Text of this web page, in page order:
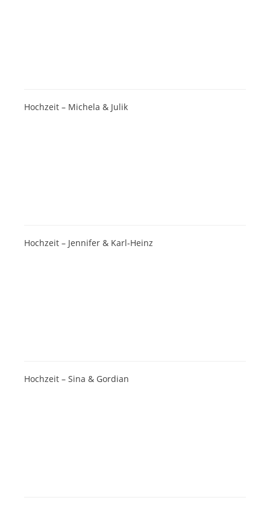
Hochzeit – Michela & Julik
Hochzeit – Jennifer & Karl-Heinz
Hochzeit – Sina & Gordian